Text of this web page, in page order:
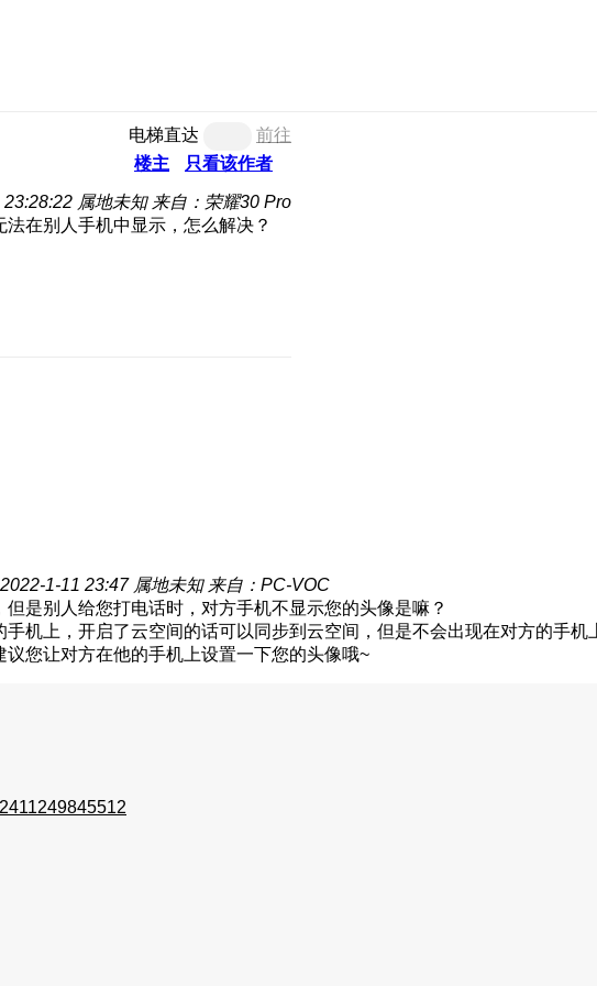
电梯直达
前往
楼主
只看该作者
23:28:22 属地未知 来自：荣耀30 Pro
在别人手机中显示，怎么解决？
1-11 23:47 属地未知 来自：PC-VOC
是别人给您打电话时，对方手机不显示您的头像是嘛？
机上，开启了云空间的话可以同步到云空间，但是不会出现在对方的手机
您让对方在他的手机上设置一下您的头像哦~